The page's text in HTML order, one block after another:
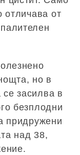
отличава от
но в
засилва в
безплодни
придружени
над 38,